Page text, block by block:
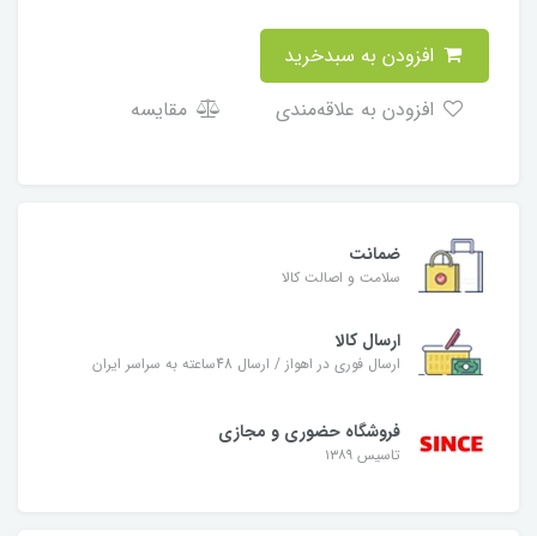
مقایسه
ضمانت
سلامت و اصالت کالا
ارسال کالا
ارسال فوری در اهواز / ارسال 48ساعته به سراسر ایران
فروشگاه حضوری و مجازی
تاسیس ۱۳۸۹